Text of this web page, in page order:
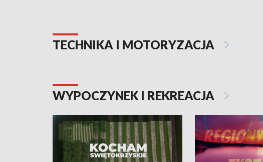
TECHNIKA I MOTORYZACJA
WYPOCZYNEK I REKREACJA